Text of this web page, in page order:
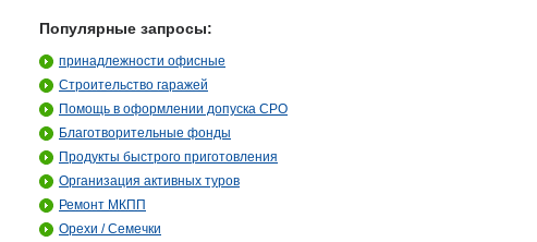
Популярные запросы:
принадлежности офисные
Строительство гаражей
Помощь в оформлении допуска СРО
Благотворительные фонды
Продукты быстрого приготовления
Организация активных туров
Ремонт МКПП
Орехи / Семечки